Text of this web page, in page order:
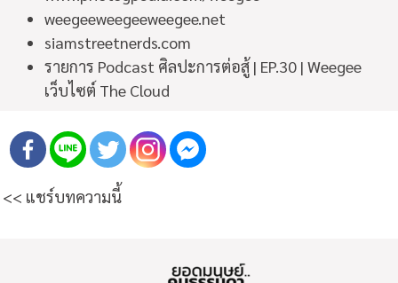
weegeeweegeeweegee.net
siamstreetnerds.com
รายการ Podcast ศิลปะการต่อสู้ | EP.30 | Weegee
เว็บไซต์ The Cloud
<< แชร์บทความนี้